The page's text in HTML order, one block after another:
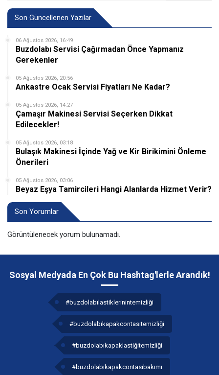
Son Güncellenen Yazılar
06 Ağustos 2026, 16:49
Buzdolabı Servisi Çağırmadan Önce Yapmanız
Gerekenler
05 Ağustos 2026, 20:56
Ankastre Ocak Servisi Fiyatları Ne Kadar?
05 Ağustos 2026, 14:27
Çamaşır Makinesi Servisi Seçerken Dikkat
Edilecekler!
05 Ağustos 2026, 03:18
Bulaşık Makinesi İçinde Yağ ve Kir Birikimini Önleme
Önerileri
05 Ağustos 2026, 03:06
Beyaz Eşya Tamircileri Hangi Alanlarda Hizmet Verir?
Son Yorumlar
Görüntülenecek yorum bulunamadı.
Sosyal Medyada En Çok Bu Hashtag'lerle Arandık!
#buzdolabılastiklerinintemizliği
#buzdolabıkapakcontasıtemizliği
#buzdolabıkapaklastiğitemizliği
#buzdolabıkapakcontasıbakımı